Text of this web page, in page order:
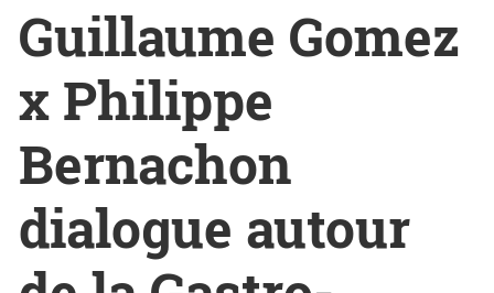
Guillaume Gomez
x Philippe
Bernachon
dialogue autour